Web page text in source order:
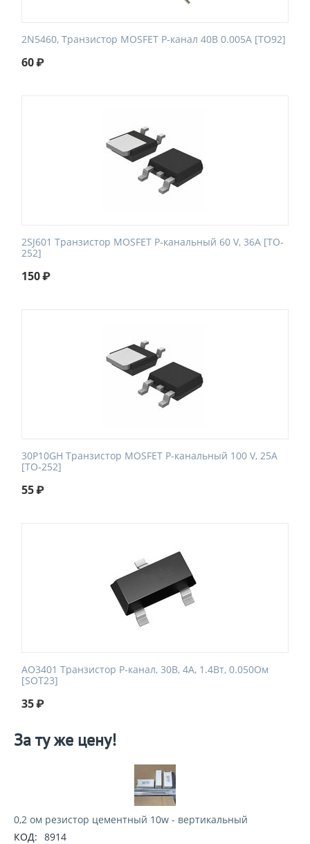
2N5460, Транзистор MOSFET P-канал 40В 0.005А [TO92]
60₽
2SJ601 Транзистор MOSFET P-канальный 60 V, 36A [TO-
252]
150₽
30P10GH Транзистор MOSFET P-канальный 100 V, 25A
[TO-252]
55₽
AO3401 Транзистор P-канал, 30В, 4А, 1.4Вт, 0.050Ом
[SOT23]
35₽
За ту же цену!
0,2 ом резистор цементный 10w - вертикальный
КОД: 8914